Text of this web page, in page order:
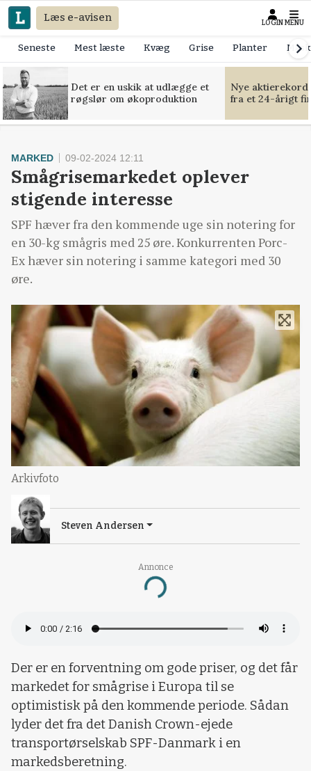
Læs e-avisen LOGIN MENU
Seneste Mest læste Kvæg Grise Planter
Det er en uskik at udlægge et
røgslør om økoproduktion
Nye
fra et 24-årigt
Annonce
Loading...
MARKED 09-02-2024 12:11
Smågrisemarkedet oplever
stigende interesse
SPF hæver fra den kommende uge sin notering for
en 30-kg smågris med 25 øre. Konkurrenten Porc-
Ex hæver sin notering i samme kategori med 30
øre.
Arkivfoto
Steven Andersen
Der er en forventning om gode priser, og det får
markedet for smågrise i Europa til se
optimistisk på den kommende periode. Sådan
lyder det fra det Danish Crown-ejede
transportørselskab SPF-Danmark i en
markedsberetning.